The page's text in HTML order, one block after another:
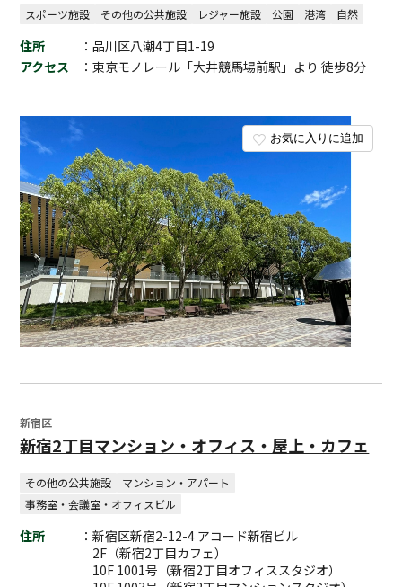
お気に入りに追加
スポーツ施設 その他の公共施設 レジャー施設 公園 港湾 自然
住所
：品川区八潮4丁目1-19
アクセス
：東京モノレール「大井競馬場前駅」より 徒歩8分
新宿区
新宿2丁目マンション・オフィス・屋上・カフェ
その他の公共施設
マンション・アパート
事務室・会議室・オフィスビル
住所
：新宿区新宿2-12-4 アコード新宿ビル
2F（新宿2丁目カフェ）
10F 1001号（新宿2丁目オフィススタジオ）